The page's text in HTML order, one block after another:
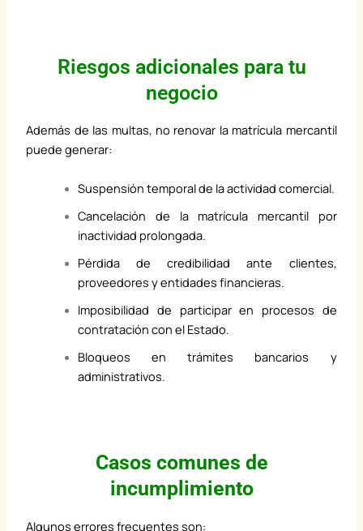
Riesgos adicionales para tu
negocio
Además de las multas, no renovar la matrícula mercantil
puede generar:
Suspensión temporal de la actividad comercial.
Cancelación de la matrícula mercantil por
inactividad prolongada.
Pérdida de credibilidad ante clientes,
proveedores y entidades financieras.
Imposibilidad de participar en procesos de
contratación con el Estado.
Bloqueos en trámites bancarios y
administrativos.
Casos comunes de
incumplimiento
Algunos errores frecuentes son: